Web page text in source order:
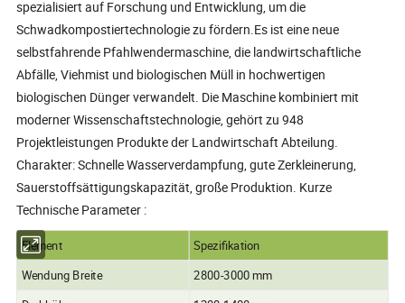
spezialisiert auf Forschung und Entwicklung, um die
Schwadkompostiertechnologie zu fördern.Es ist eine neue
selbstfahrende Pfahlwendermaschine, die landwirtschaftliche
Abfälle, Viehmist und biologischen Müll in hochwertigen
biologischen Dünger verwandelt. Die Maschine kombiniert mit
moderner Wissenschaftstechnologie, gehört zu 948
Projektleistungen Produkte der Landwirtschaft Abteilung.
Charakter: Schnelle Wasserverdampfung, gute Zerkleinerung,
Sauerstoffsättigungskapazität, große Produktion. Kurze
Technische Parameter :
Element
Spezifikation
Wendung Breite
2800-3000 mm